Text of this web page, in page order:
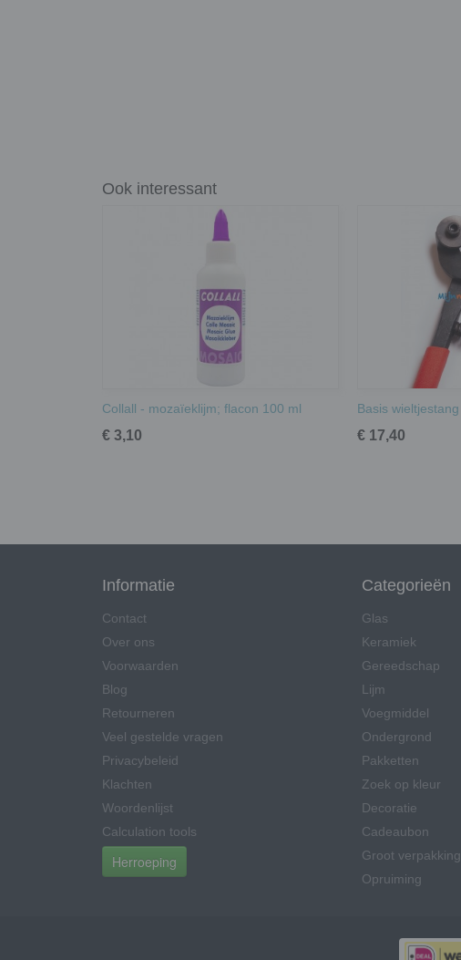
Ook interessant
Collall - mozaïeklijm; flacon 100 ml
€ 3,10
Basis wieltjestang
€ 17,40
Informatie
Contact
Over ons
Voorwaarden
Blog
Retourneren
Veel gestelde vragen
Privacybeleid
Klachten
Woordenlijst
Calculation tools
Herroeping
Categorieën
Glas
Keramiek
Gereedschap
Lijm
Voegmiddel
Ondergrond
Pakketten
Zoek op kleur
Decoratie
Cadeaubon
Groot verpakking
Opruiming